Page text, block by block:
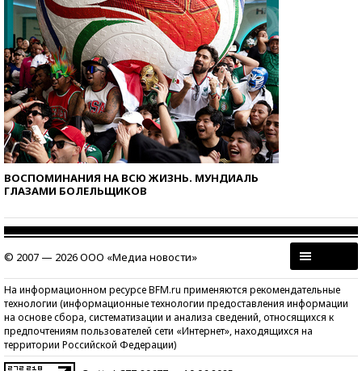
ВОСПОМИНАНИЯ НА ВСЮ ЖИЗНЬ. МУНДИАЛЬ
ГЛАЗАМИ БОЛЕЛЬЩИКОВ
© 2007 — 2026 ООО «Медиа новости»
На информационном ресурсе BFM.ru применяются рекомендательные
технологии (информационные технологии предоставления информации
на основе сбора, систематизации и анализа сведений, относящихся к
предпочтениям пользователей сети «Интернет», находящихся на
территории Российской Федерации)